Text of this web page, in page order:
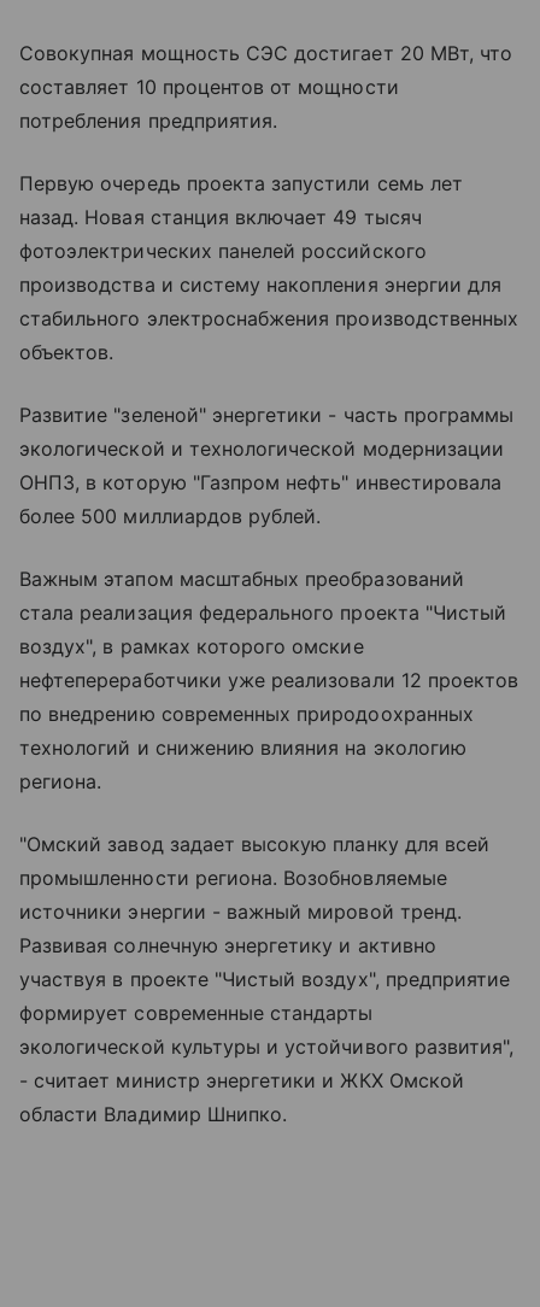
Совокупная мощность СЭС достигает 20 МВт, что
составляет 10 процентов от мощности
потребления предприятия.
Первую очередь проекта запустили семь лет
назад. Новая станция включает 49 тысяч
фотоэлектрических панелей российского
производства и систему накопления энергии для
стабильного электроснабжения производственных
объектов.
Развитие "зеленой" энергетики - часть программы
экологической и технологической модернизации
ОНПЗ, в которую "Газпром нефть" инвестировала
более 500 миллиардов рублей.
Важным этапом масштабных преобразований
стала реализация федерального проекта "Чистый
воздух", в рамках которого омские
нефтепереработчики уже реализовали 12 проектов
по внедрению современных природоохранных
технологий и снижению влияния на экологию
региона.
"Омский завод задает высокую планку для всей
промышленности региона. Возобновляемые
источники энергии - важный мировой тренд.
Развивая солнечную энергетику и активно
участвуя в проекте "Чистый воздух", предприятие
формирует современные стандарты
экологической культуры и устойчивого развития",
- считает министр энергетики и ЖКХ Омской
области Владимир Шнипко.